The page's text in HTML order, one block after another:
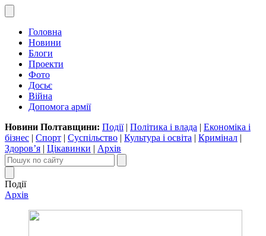
Головна
Новини
Блоги
Проекти
Фото
Досьє
Війна
Допомога армії
Новини Полтавщини: Події| Політика і влада | Економіка і
бізнес | Спорт | Суспільство | Культура і освіта | Кримінал |
Здоров’я | Цікавинки | Архів
Події
Архів